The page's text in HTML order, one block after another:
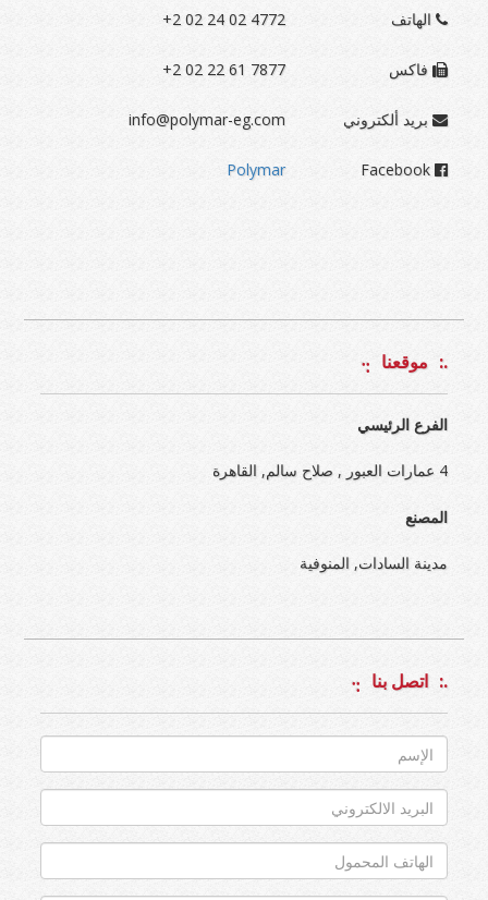
الهاتف +2 02 24 02 4772
فاكس +2 02 22 61 7877
بريد ألكتروني info@polymar-eg.com
Facebook
Polymar
موقعنا
الفرع الرئيسي
4 عمارات العبور , صلاح سالم, القاهرة
المصنع
مدينة السادات, المنوفية
اتصل بنا